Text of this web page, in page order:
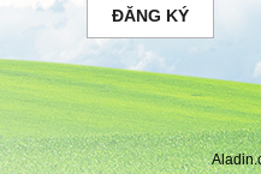
ĐĂNG KÝ